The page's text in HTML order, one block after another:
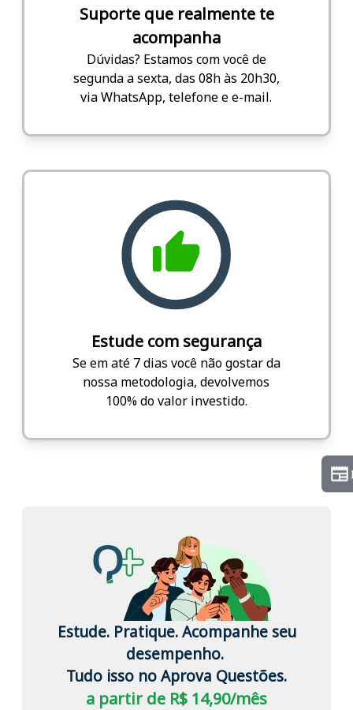
Suporte que realmente te
acompanha
Dúvidas? Estamos com você de
segunda a sexta, das 08h às 20h30,
via WhatsApp, telefone e e-mail.
Estude com segurança
Se em até 7 dias você não gostar da
nossa metodologia, devolvemos
100% do valor investido.
Estude. Pratique. Acompanhe seu
desempenho.
Tudo isso no Aprova Questões.
a partir de R$ 14,90/mês